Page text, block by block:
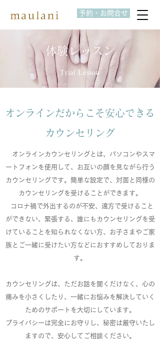
予約・お問合せ
体験レッスン
Trial Lesson
オンラインだからこそ安心できる
カウンセリング
オンラインカウンセリングとは、パソコンやスマ
ートフォンを使用して、お互いの顔を見ながら行う
カウンセリングです。簡単な設定で、対面と同様の
カウンセリングを受けることができます。
コロナ禍で外出するのが不安、遠方で受けること
ができない、緊張する、誰にもカウンセリングを受
けていることを知られなくない方、お子さまやご家
族とご一緒に受けたい方などにおすすめしておりま
す。
カウンセリングは、ただお話を聞くだけなく、心の
痛みを小さくしたり、一緒にお悩みを解決していく
ためのサポートを大切にしています。
プライバシーは完全にお守りし、秘密は厳守いたし
ますので、安心してご相談ください。